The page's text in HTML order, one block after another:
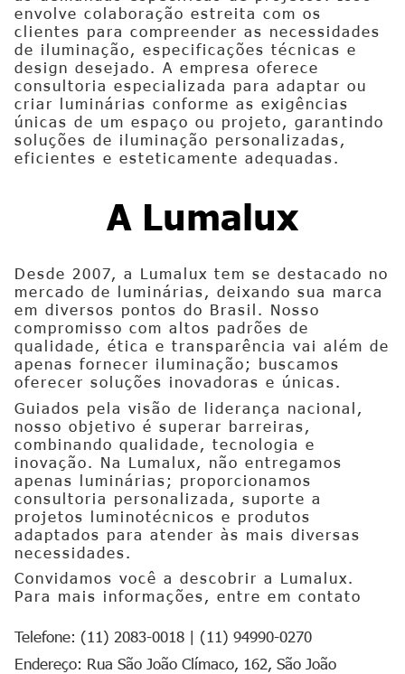
envolve colaboração estreita com os
clientes para compreender as necessidades
de iluminação, especificações técnicas e
design desejado. A empresa oferece
consultoria especializada para adaptar ou
criar luminárias conforme as exigências
únicas de um espaço ou projeto, garantindo
soluções de iluminação personalizadas,
eficientes e esteticamente adequadas.
A Lumalux
Desde 2007, a Lumalux tem se destacado no
mercado de luminárias, deixando sua marca
em diversos pontos do Brasil. Nosso
compromisso com altos padrões de
qualidade, ética e transparência vai além de
apenas fornecer iluminação; buscamos
oferecer soluções inovadoras e únicas.
Guiados pela visão de liderança nacional,
nosso objetivo é superar barreiras,
combinando qualidade, tecnologia e
inovação. Na Lumalux, não entregamos
apenas luminárias; proporcionamos
consultoria personalizada, suporte a
projetos luminotécnicos e produtos
adaptados para atender às mais diversas
necessidades.
Convidamos você a descobrir a Lumalux.
Para mais informações, entre em contato
Telefone: (11) 2083-0018 | (11) 94990-0270
Endereço: Rua São João Clímaco, 162, São João